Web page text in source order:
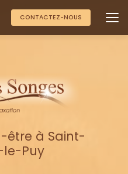
CONTACTEZ-NOUS
être à Saint-
le-Puy